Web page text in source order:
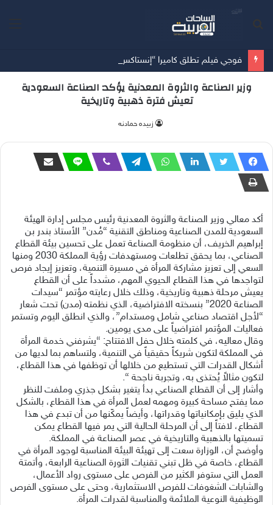
وزير الصناعة والثروة المعدنية يؤكد: الصناعة السعودية
تعيش فترة ذهبية وتاريخية
زبيده حمادنه
أكد معالي وزير الصناعة والثروة المعدنية رئيس مجلس إدارة الهيئة
السعودية للمدن الصناعية ومناطق التقنية “مُدن” الأستاذ بندر بن
إبراهيم الخريف، أن منظومة الصناعة تعمل على تحسين بيئة القطاع
الصناعي، بما يحقق تطلعات ومستهدفات رؤية المملكة 2030 ومنها
السعي إلى تعزيز مشاركة المرأة في مسيرة التنمية، وتعزيز إيجاد فرص
لتواجدها في هذا القطاع الحيوي المهم، مشدداً على أن القطاع
يعيش مرحلة ذهبية وتاريخية، وذلك خلال رعايته مؤتمر “سيدات
الصناعة 2020” بنسخته الافتراضية، الذي نظمته (مدن) تحت شعار
“لأجل اقتصاد صناعي شامل ومستدام”، والذي انطلق اليوم وتستمر
فعاليات المؤتمر افتراضياً على مدى يومين.
وقال معاليه، في كلمته خلال حفل الافتتاح: “يشرفني خدمة المرأة
في المملكة لتكون شريكاً حقيقياً في التنمية، ولتساهم بما لديها من
أشكال القدرات التي تستطيع من خلالها أن توظفها في هذا القطاع،
لتكون مثالاً يُحتذى به، وتجربة ناجحة “.
وأشار إلى أن القطاع الصناعي بدأ يتغير بشكل جذري وملفت للنظر
مما يفتح مساحة كبيرة ومهمه لعمل المرأة في هذا القطاع، بالشكل
الذي يليق بإمكانياتها وقدراتها، وأيضاً يمكّنها من أن تبدع في هذا
القطاع، لافتاً إلى أن المرحلة الحالية التي يمر فيها القطاع يمكن
تسميتها بالذهبية والتاريخية في عصر الصناعة في المملكة.
وأوضح أن، الوزارة سعت إلى تهيئة البيئة المناسبة لوجود المرأة في
القطاع، خاصة في ظل تبني تقنيات الثورة الصناعية الرابعة، وأتمتة
العمل التي ستوفر الكثير من الفرص على مستوى رواد الأعمال،
والشابات الشغوفات للفرص الاستثمارية، وحتى على مستوى الفرص
الوظيفية النوعية الملائمة والمناسبة لقدرات المرأة.